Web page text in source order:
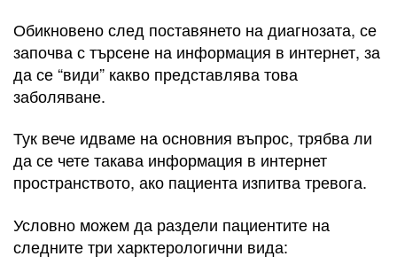
Обикновено след поставянето на диагнозата, се
започва с търсене на информация в интернет, за
да се “види” какво представлява това
заболяване.
Тук вече идваме на основния въпрос, трябва ли
да се чете такава информация в интернет
пространството, ако пациента изпитва тревога.
Условно можем да раздели пациентите на
следните три харктерологични вида: